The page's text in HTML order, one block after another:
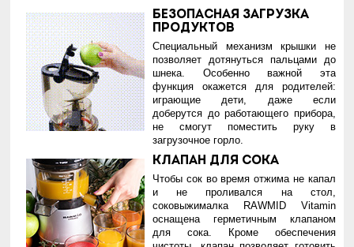
Безопасная загрузка
продуктов
Специальный механизм крышки не
позволяет дотянуться пальцами до
шнека. Особенно важной эта
функция окажется для родителей:
играющие дети, даже если
доберутся до работающего прибора,
не смогут поместить руку в
загрузочное горло.
Клапан для сока
Чтобы сок во время отжима не капал
и не проливался на стол,
соковыжималка RAWMID Vitamin
оснащена герметичным клапаном
для сока. Кроме обеспечения